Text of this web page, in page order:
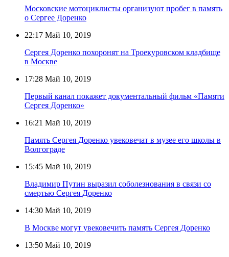
Московские мотоциклисты организуют пробег в память
о Сергее Доренко
22:17 Май 10, 2019
Сергея Доренко похоронят на Троекуровском кладбище
в Москве
17:28 Май 10, 2019
Первый канал покажет документальный фильм «Памяти
Сергея Доренко»
16:21 Май 10, 2019
Память Сергея Доренко увековечат в музее его школы в
Волгограде
15:45 Май 10, 2019
Владимир Путин выразил соболезнования в связи со
смертью Сергея Доренко
14:30 Май 10, 2019
В Москве могут увековечить память Сергея Доренко
13:50 Май 10, 2019